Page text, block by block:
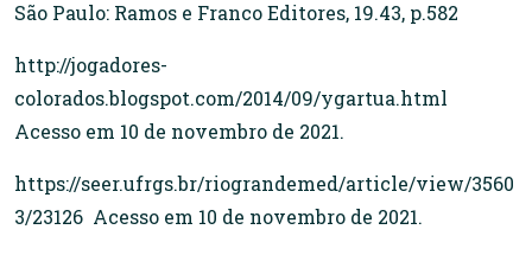
São Paulo: Ramos e Franco Editores, 19.43, p.582
http://jogadores-
colorados.blogspot.com/2014/09/ygartua.html
Acesso em 10 de novembro de 2021.
https://seer.ufrgs.br/riograndemed/article/view/3560
3/23126 Acesso em 10 de novembro de 2021.